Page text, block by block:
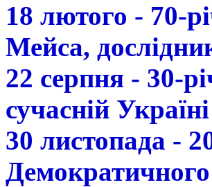
18 лютого - 70-
Мейса,
22 серпня - 30-
сучасній Україні
30 листопада -